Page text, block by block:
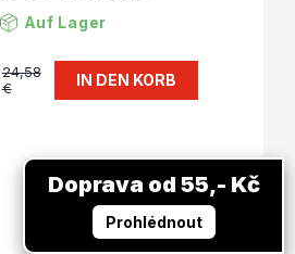
Auf Lager
24,58
€
IN DEN KORB
Doprava od 55,- Kč
Prohlédnout